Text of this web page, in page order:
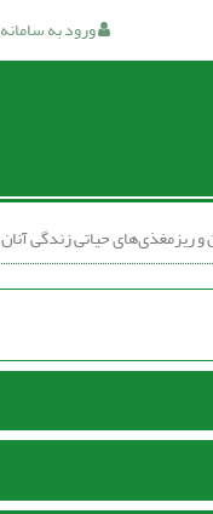
ورود به سامانه
و ریزمغذی‌های حیاتی زندگی آنان